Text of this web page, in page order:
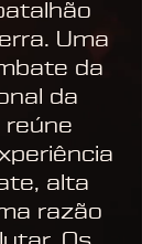
Uma
da
da
reúne
alta
razão